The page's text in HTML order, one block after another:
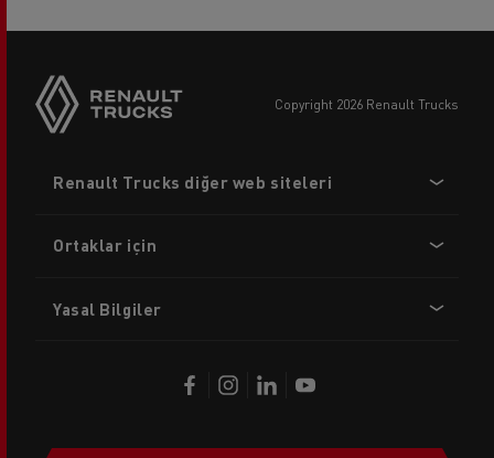
copyright 2026 Renault Trucks
menu
Renault Trucks diğer web siteleri
Ortaklar için
Yasal Bilgiler